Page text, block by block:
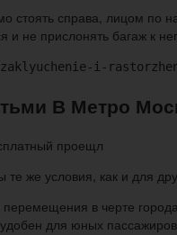
стоять справа, лицом по
и не прислонять багаж к
i-
В Метро
же условия, как и для
в черте
для юных